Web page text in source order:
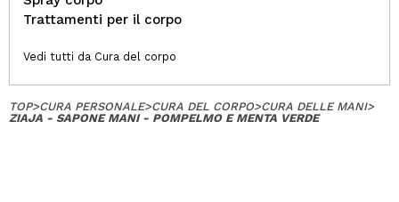
Trattamenti per il corpo
Vedi tutti da Cura del corpo
TOP>CURA PERSONALE>CURA DEL CORPO>CURA DELLE MANI>
ZIAJA - SAPONE MANI - POMPELMO E MENTA VERDE